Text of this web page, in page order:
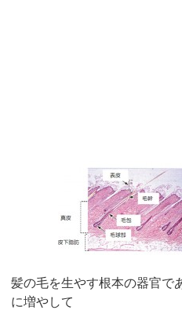
髪の毛を生やす根本の器官で
に増やして